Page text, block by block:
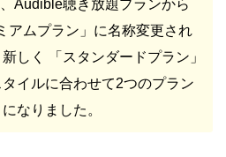
Audible聴き放題プランから
アムプラン」に名称変更され
しく 「スタンダードプラン」
イルに合わせて2つのプラン
なりました。